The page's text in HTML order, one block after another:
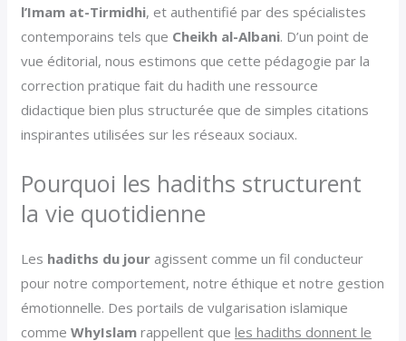
l’Imam at-Tirmidhi, et authentifié par des spécialistes
contemporains tels que Cheikh al-Albani. D’un point de
vue éditorial, nous estimons que cette pédagogie par la
correction pratique fait du hadith une ressource
didactique bien plus structurée que de simples citations
inspirantes utilisées sur les réseaux sociaux.
Pourquoi les hadiths structurent
la vie quotidienne
Les hadiths du jour agissent comme un fil conducteur
pour notre comportement, notre éthique et notre gestion
émotionnelle. Des portails de vulgarisation islamique
commeWhyIslam rappellent queles hadiths donnent le